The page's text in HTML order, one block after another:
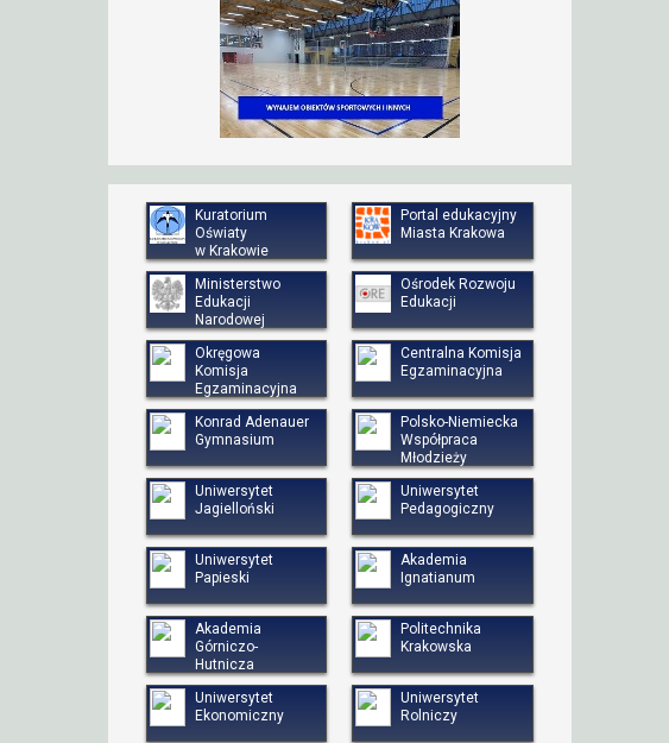
Kuratorium
Oświaty
w Krakowie
Portal edukacyjny
Miasta Krakowa
Ministerstwo
Edukacji
Narodowej
Ośrodek Rozwoju
Edukacji
Okręgowa
Komisja
Egzaminacyjna
Centralna Komisja
Egzaminacyjna
Konrad Adenauer
Gymnasium
Polsko-Niemiecka
Współpraca
Młodzieży
Uniwersytet
Jagielloński
Uniwersytet
Pedagogiczny
Uniwersytet
Papieski
Akademia
Ignatianum
Akademia
Górniczo-
Hutnicza
Politechnika
Krakowska
Uniwersytet
Ekonomiczny
Uniwersytet
Rolniczy